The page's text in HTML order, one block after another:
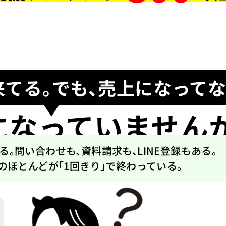
る。でも、売上になって
っていません
。問い合わせも、資料請求も、LINE登録もある。
ほとんどが「1回きり」で終わっている。